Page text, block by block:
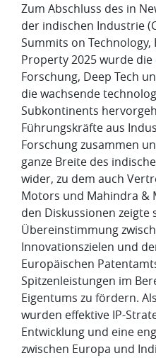
Zum Abschluss des in
der indischen Industrie
Summits on
Property 2025 wurde
Forschung, Deep Tech
die wachsende
Subkontinents
Führungskräfte aus
Forschung zusammen
ganze Breite des
wider, zu dem auch
Motors und Mahindra &
den Diskussionen zeigte
Übereinstimmung
Innovationszielen und
Europäischen
Spitzenleistungen im
Eigentums zu fördern.
wurden effektive IP-
Entwicklung und eine
zwischen Europa und